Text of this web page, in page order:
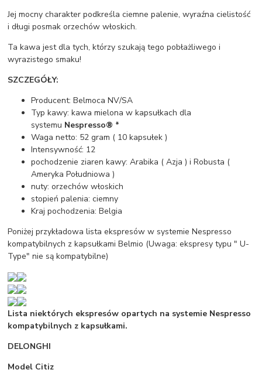
Jej mocny charakter podkreśla ciemne palenie, wyraźna cielistość
i długi posmak orzechów włoskich.
Ta kawa jest dla tych, którzy szukają tego pobłażliwego i
wyrazistego smaku!
SZCZEGÓŁY:
Producent: Belmoca NV/SA
Typ kawy: kawa mielona w kapsułkach dla
systemu Nespresso® *
Waga netto: 52 gram ( 10 kapsułek )
Intensywność: 12
pochodzenie ziaren kawy: Arabika ( Azja ) i Robusta (
Ameryka Południowa )
nuty: orzechów włoskich
stopień palenia: ciemny
Kraj pochodzenia: Belgia
Poniżej przykładowa lista ekspresów w systemie Nespresso
kompatybilnych z kapsułkami Belmio (Uwaga: ekspresy typu " U-
Type" nie są kompatybilne)
Lista niektórych ekspresów opartych na systemie Nespresso
kompatybilnych z kapsułkami.
DELONGHI
Model Citiz